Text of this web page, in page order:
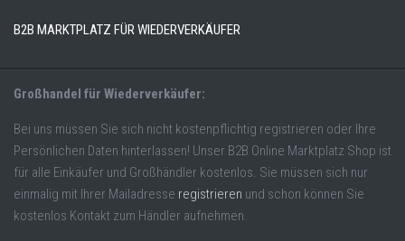
B2B MARKTPLATZ FÜR WIEDERVERKÄUFER
Großhandel für Wiederverkäufer:
Bei uns müssen Sie sich nicht kostenpflichtig registrieren oder Ihre
Persönlichen Daten hinterlassen! Unser B2B Online Marktplatz Shop ist
für alle Einkäufer und Großhändler kostenlos. Sie müssen sich nur
einmalig mit Ihrer Mailadresse registrieren und schon können Sie
kostenlos Kontakt zum Händler aufnehmen.